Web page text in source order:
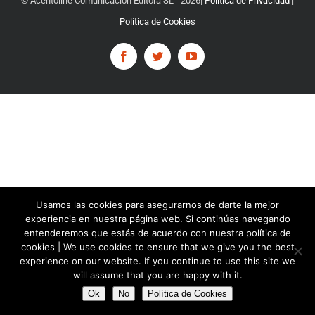
Política de Cookies
FacebookTwitterYouTube
Usamos las cookies para asegurarnos de darte la mejor
experiencia en nuestra página web. Si continúas navegando
entenderemos que estás de acuerdo con nuestra política de
cookies | We use cookies to ensure that we give you the best
experience on our website. If you continue to use this site we
will assume that you are happy with it.
Ok No Política de Cookies